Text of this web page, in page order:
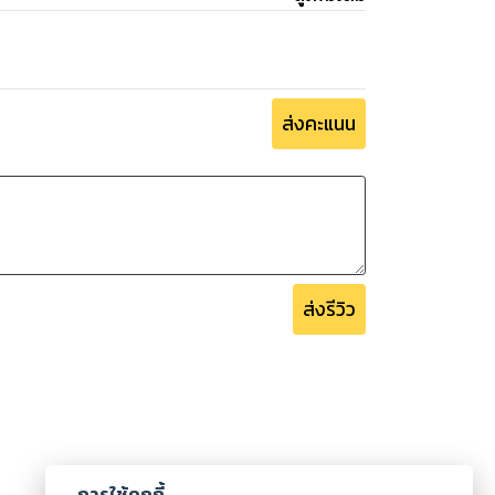
ส่งคะแนน
ส่งรีวิว